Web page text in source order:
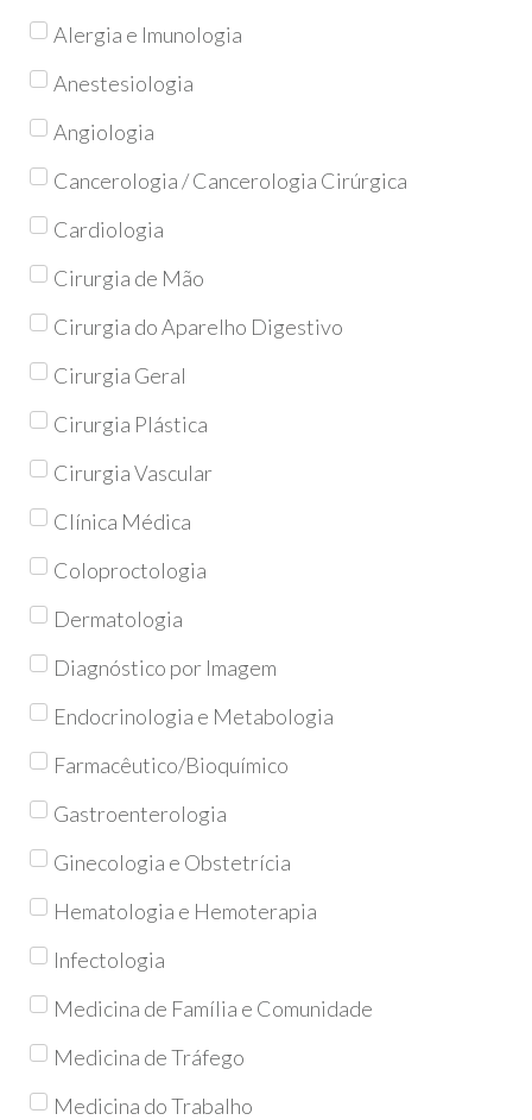
Alergia e Imunologia
Anestesiologia
Angiologia
Cancerologia / Cancerologia Cirúrgica
Cardiologia
Cirurgia de Mão
Cirurgia do Aparelho Digestivo
Cirurgia Geral
Cirurgia Plástica
Cirurgia Vascular
Clínica Médica
Coloproctologia
Dermatologia
Diagnóstico por Imagem
Endocrinologia e Metabologia
Farmacêutico/Bioquímico
Gastroenterologia
Ginecologia e Obstetrícia
Hematologia e Hemoterapia
Infectologia
Medicina de Família e Comunidade
Medicina de Tráfego
Medicina do Trabalho